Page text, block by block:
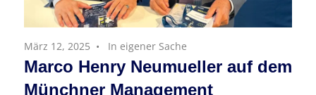
März 12, 2025 In eigener Sache
Marco Henry Neumueller auf dem
Münchner Management